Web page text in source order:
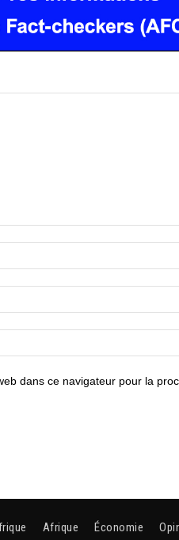
dans ce navigateur pour la
Afrique Économie